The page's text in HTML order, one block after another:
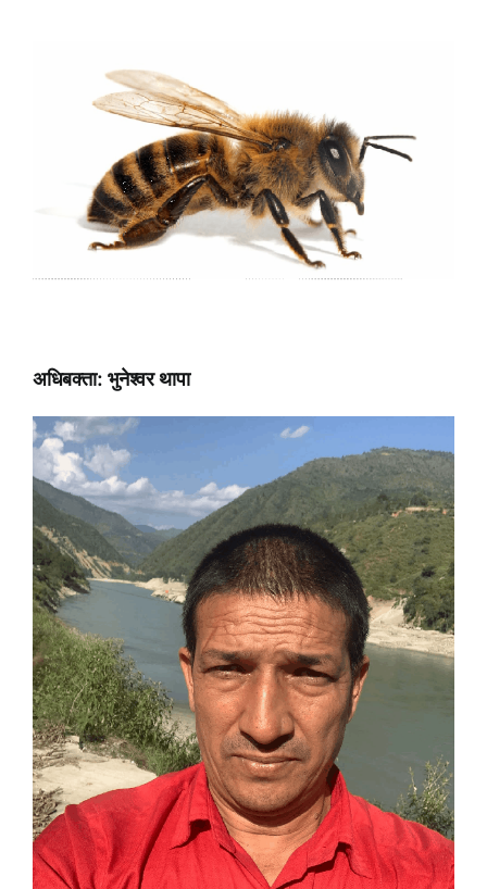
अधिबक्ता: भुनेश्वर थापा